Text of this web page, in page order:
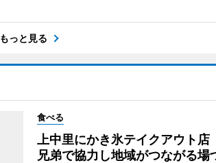
もっと見る
食べる
上中里にかき氷テイクアウト店
兄弟で協力し地域がつながる場